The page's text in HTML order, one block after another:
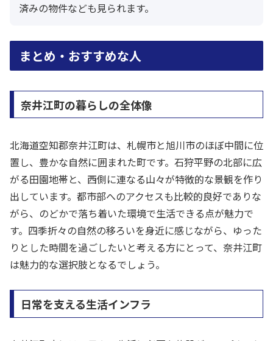
済みの物件なども見られます。
まとめ・おすすめな人
奈井江町の暮らしの全体像
北海道空知郡奈井江町は、札幌市と旭川市のほぼ中間に位
置し、豊かな自然に囲まれた町です。石狩平野の北部に広
がる田園地帯と、西側に連なる山々が特徴的な景観を作り
出しています。都市部へのアクセスも比較的良好でありな
がら、のどかで落ち着いた環境で生活できる点が魅力で
す。四季折々の自然の移ろいを身近に感じながら、ゆった
りとした時間を過ごしたいと考える方にとって、奈井江町
は魅力的な選択肢となるでしょう。
日常を支える生活インフラ